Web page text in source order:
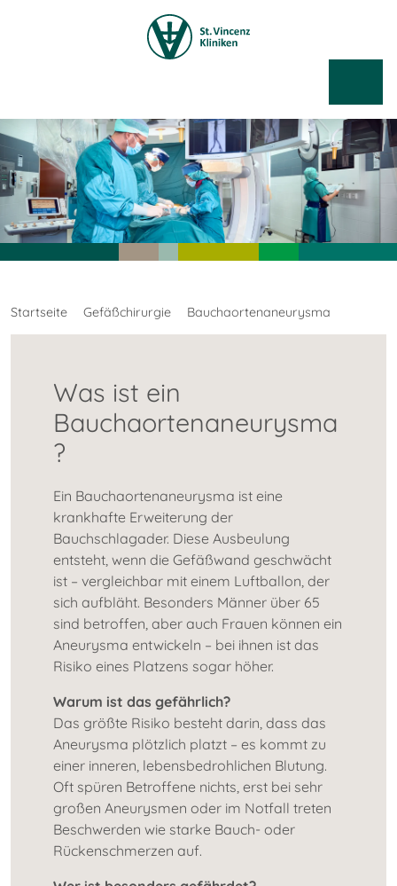
Startseite Gefäßchirurgie Bauchaortenaneurysma
Was ist ein
Bauchaortenaneurysma
?
Ein Bauchaortenaneurysma ist eine
krankhafte Erweiterung der
Bauchschlagader. Diese Ausbeulung
entsteht, wenn die Gefäßwand geschwächt
ist – vergleichbar mit einem Luftballon, der
sich aufbläht. Besonders Männer über 65
sind betroffen, aber auch Frauen können ein
Aneurysma entwickeln – bei ihnen ist das
Risiko eines Platzens sogar höher.
Warum ist das gefährlich?
Das größte Risiko besteht darin, dass das
Aneurysma plötzlich platzt – es kommt zu
einer inneren, lebensbedrohlichen Blutung.
Oft spüren Betroffene nichts, erst bei sehr
großen Aneurysmen oder im Notfall treten
Beschwerden wie starke Bauch- oder
Rückenschmerzen auf.